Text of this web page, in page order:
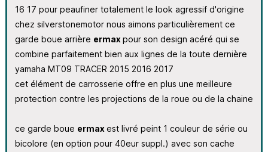
16 17 pour peaufiner totalement le look agressif d'origine
chez silverstonemotor nous aimons particulièrement ce
garde boue arrière ermax pour son design acéré qui se
combine parfaitement bien aux lignes de la toute dernière
yamaha MT09 TRACER 2015 2016 2017
cet élément de carrosserie offre en plus une meilleure
protection contre les projections de la roue ou de la chaine
ce garde boue ermax est livré peint 1 couleur de série ou
bicolore (en option pour 40eur suppl.) avec son cache